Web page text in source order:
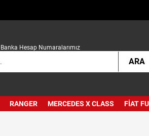
Banka Hesap Numaralarımız
ARA
RANGER MERCEDES X CLASS FIAT